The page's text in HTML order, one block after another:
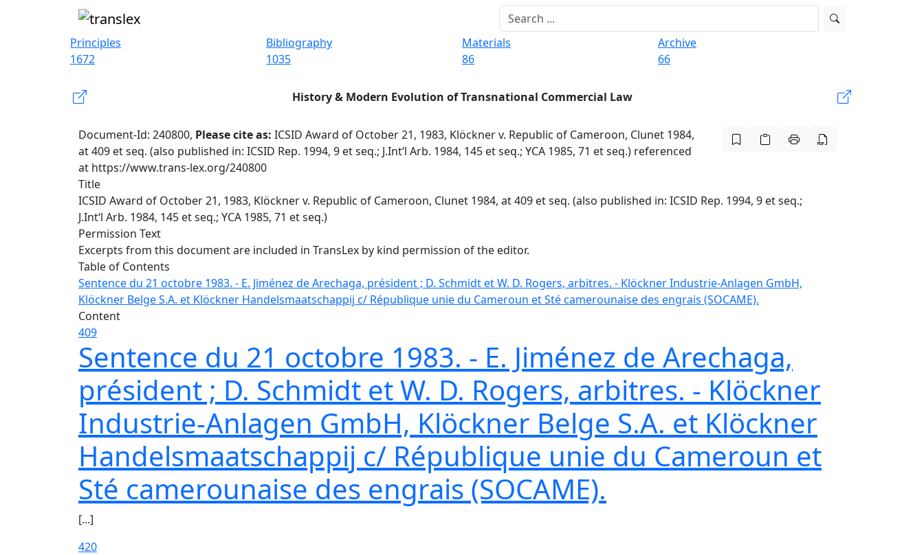
Principles
1672
Bibliography
1035
Materials
86
Archive
66
History & Modern Evolution of Transnational Commercial Law
Document-Id: 240800, Please cite as: ICSID Award of October 21, 1983, Klöckner v. Republic of Cameroon, Clunet 1984,
at 409 et seq. (also published in: ICSID Rep. 1994, 9 et seq.; J.Int‘l Arb. 1984, 145 et seq.; YCA 1985, 71 et seq.) referenced
at https://www.trans-lex.org/240800
Title
ICSID Award of October 21, 1983, Klöckner v. Republic of Cameroon, Clunet 1984, at 409 et seq. (also published in: ICSID Rep. 1994, 9 et seq.;
J.Int‘l Arb. 1984, 145 et seq.; YCA 1985, 71 et seq.)
Permission Text
Excerpts from this document are included in TransLex by kind permission of the editor.
Table of Contents
Sentence du 21 octobre 1983. - E. Jiménez de Arechaga, président ; D. Schmidt et W. D. Rogers, arbitres. - Klöckner Industrie-Anlagen GmbH,
Klöckner Belge S.A. et Klöckner Handelsmaatschappij c/ République unie du Cameroun et Sté camerounaise des engrais (SOCAME).
Content
409
Sentence du 21 octobre 1983. - E. Jiménez de Arechaga,
président ; D. Schmidt et W. D. Rogers, arbitres. - Klöckner
Industrie-Anlagen GmbH, Klöckner Belge S.A. et Klöckner
Handelsmaatschappij c/ République unie du Cameroun et
Sté camerounaise des engrais (SOCAME).
[...]
420